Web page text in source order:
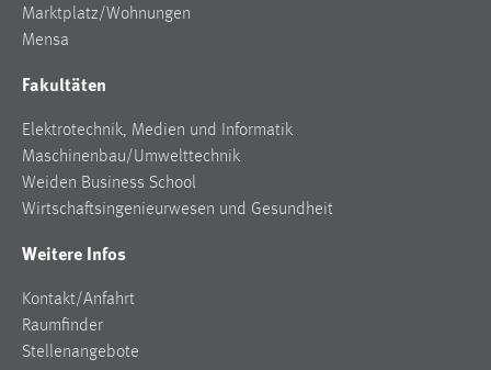
Marktplatz/Wohnungen
Mensa
Fakultäten
Elektrotechnik, Medien und Informatik
Maschinenbau/Umwelttechnik
Weiden Business School
Wirtschaftsingenieurwesen und Gesundheit
Weitere Infos
Kontakt/Anfahrt
Raumfinder
Stellenangebote